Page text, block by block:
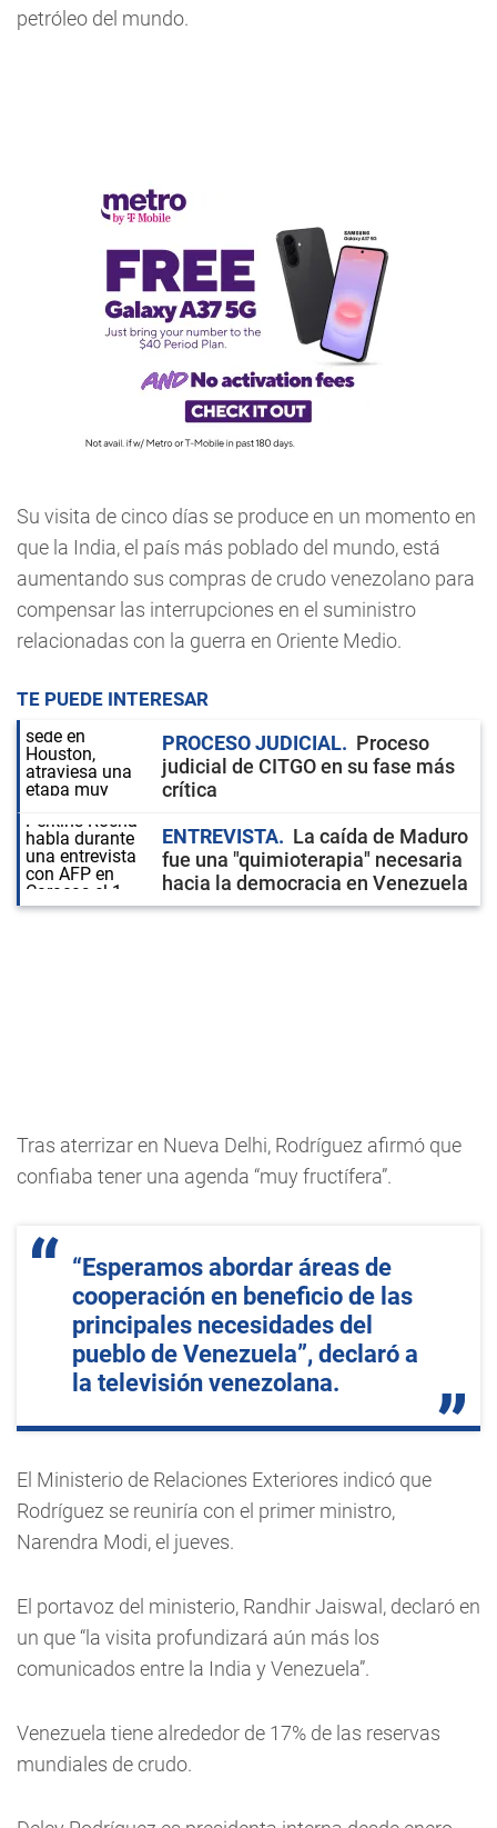
petróleo del mundo.
Su visita de cinco días se produce en un momento en
que la India, el país más poblado del mundo, está
aumentando sus compras de crudo venezolano para
compensar las interrupciones en el suministro
relacionadas con la guerra en Oriente Medio.
TE PUEDE INTERESAR
PROCESO JUDICIAL
Proceso
judicial de CITGO en su fase más
crítica
ENTREVISTA
La caída de Maduro
fue una "quimioterapia" necesaria
hacia la democracia en Venezuela
Tras aterrizar en Nueva Delhi, Rodríguez afirmó que
confiaba tener una agenda “muy fructífera”.
“Esperamos abordar áreas de
cooperación en beneficio de las
principales necesidades del
pueblo de Venezuela”, declaró a
la televisión venezolana.
El Ministerio de Relaciones Exteriores indicó que
Rodríguez se reuniría con el primer ministro,
Narendra Modi, el jueves.
El portavoz del ministerio, Randhir Jaiswal, declaró en
un que “la visita profundizará aún más los
comunicados entre la India y Venezuela”.
Venezuela tiene alrededor de 17% de las reservas
mundiales de crudo.